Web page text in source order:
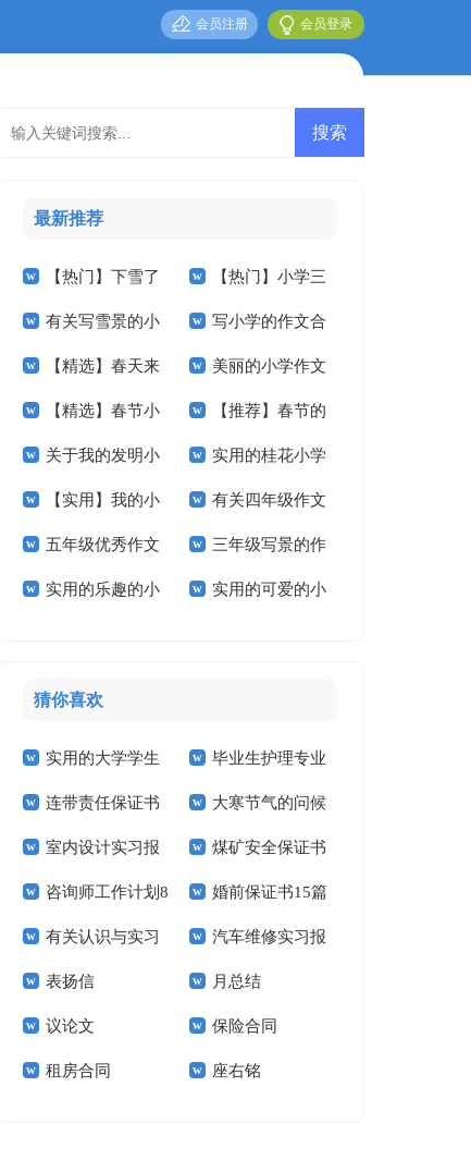
会员登录
会员注册
最新推荐
【热门】下雪了
小学作文三篇
【热门】小学三
年级作文3篇
有关写雪景的小
学作文5篇
写小学的作文合
集5篇
【精选】春天来
了小学作文合集九篇
美丽的小学作文
汇编九篇
【精选】春节小
学作文汇编7篇
【推荐】春节的
小学作文三篇
关于我的发明小
学作文三篇
实用的桂花小学
作文4篇
【实用】我的小
学作文3篇
有关四年级作文
300字5篇
五年级优秀作文
汇总五篇
三年级写景的作
文
实用的乐趣的小 实用的可爱的小
猜你喜欢
实用的大学学生
实习报告范文锦集六
篇
毕业生护理专业
求职信精选15篇
连带责任保证书 大寒节气的问候
祝福语
室内设计实习报
告汇编15篇
煤矿安全保证书
(15篇)
咨询师工作计划8
篇
婚前保证书15篇
有关认识与实习
报告模板集锦十篇
汽车维修实习报
告(汇编15篇)
表扬信 月总结
议论文 保险合同
租房合同 座右铭